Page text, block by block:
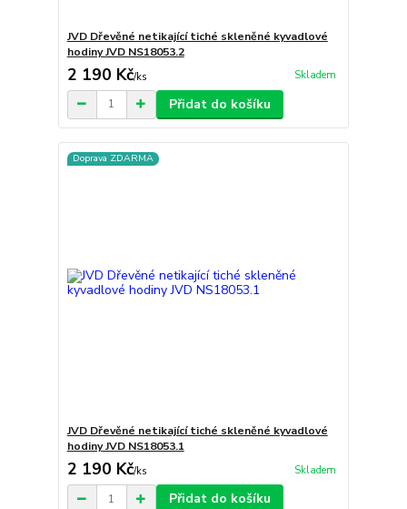
JVD Dřevěné netikající tiché skleněné kyvadlové
hodiny JVD NS18053.2
2 190 Kč/ks Skladem
Přidat do košíku
Doprava ZDARMA
JVD Dřevěné netikající tiché skleněné kyvadlové
hodiny JVD NS18053.1
2 190 Kč/ks Skladem
Přidat do košíku